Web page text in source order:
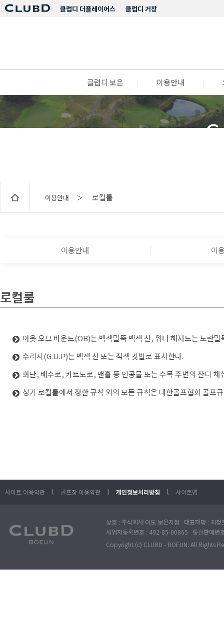
클럽디 거창
클럽디 더플레이어스
클럽디 보은 이용안내
이용안내 ＞ 로컬룰
이용안내 이
로컬룰
아웃 오브 바운드(OB)는 백색말뚝 백색 선, 위터 해저드는 노란
수리지(G.U.P)는 백색 선 또는 적색 깃발로 표시한다.
화단, 배수로, 카트도로, 맨홀 등 인공물 또는 수목 주변의 잔디 채
상기 로컬룰에서 정한 규칙 외의 모든 규칙은 대한골프협회 골프
사이트 이용약관 l 골프장 이용약관 l 개인정보처리방침 l 사이트맵
상호 : 주식회사 이도 보은지점 대표자명 : 최
사업자등록번호 : 492-85-00865 통신판매
Copyright (c) CLUBD - BOEUN. All Rights